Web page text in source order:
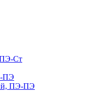
ПЭ-Ст
ПЭ
ПЭ-ПЭ